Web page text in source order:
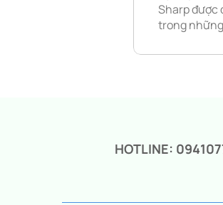
Sharp được
trong
HOTLINE: